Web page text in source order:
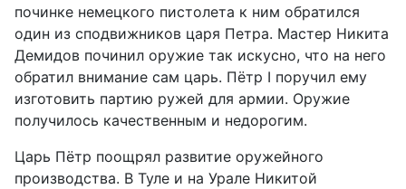
починке немецкого пистолета к ним обратился
один из сподвижников царя Петра. Мастер Никита
Демидов починил оружие так искусно, что на него
обратил внимание сам царь. Пётр I поручил ему
изготовить партию ружей для армии. Оружие
получилось качественным и недорогим.
Царь Пётр поощрял развитие оружейного
производства. В Туле и на Урале Никитой